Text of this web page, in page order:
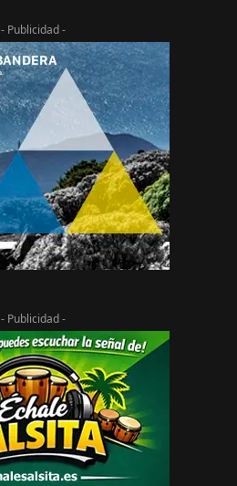
- Publicidad -
- Publicidad -